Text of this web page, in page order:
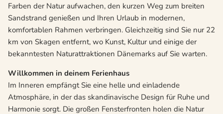
Farben der Natur aufwachen, den kurzen Weg zum breiten
Sandstrand genießen und Ihren Urlaub in modernen,
komfortablen Rahmen verbringen. Gleichzeitig sind Sie nur 22
km von Skagen entfernt, wo Kunst, Kultur und einige der
bekanntesten Naturattraktionen Dänemarks auf Sie warten.
Willkommen in deinem Ferienhaus
Im Inneren empfängt Sie eine helle und einladende
Atmosphäre, in der das skandinavische Design für Ruhe und
Harmonie sorgt. Die großen Fensterfronten holen die Natur